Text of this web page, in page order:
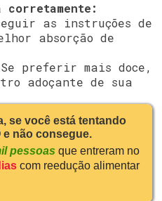
as instruções de
absorção de
Se preferir mais doce,
adoçante de sua
se você está tentando
e não consegue.
pessoas que entreram no
com reedução alimentar